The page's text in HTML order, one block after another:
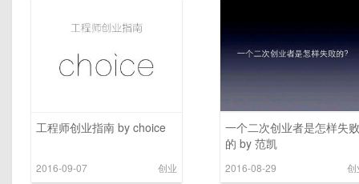
工程师创业指南 by choice
2016-09-07 创业
一个二次创业者是怎样失败
的 by 范凯
2016-08-29 创